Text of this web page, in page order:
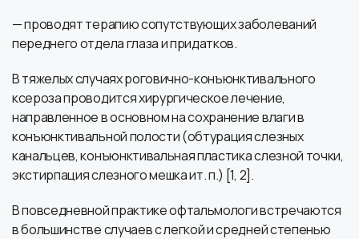
— проводят терапию сопутствующих заболеваний
переднего отдела глаза и придатков.
В тяжелых случаях роговично-конъюнктивального
ксероза проводится хирургическое лечение,
направленное в основном на сохранение влаги в
конъюнктивальной полости (обтурация слезных
канальцев, конъюнктивальная пластика слезной точки,
экстирпация слезного мешка ит. п.) [1, 2].
В повседневной практике офтальмологи встречаются
в большинстве случаев с легкой и средней степенью